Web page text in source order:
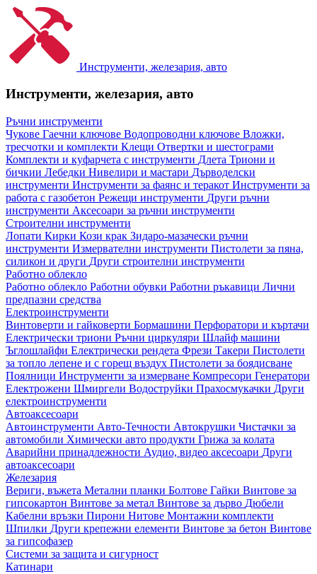
Инструменти, железария, авто
Инструменти, железария, авто
Ръчни инструменти
Чукове Гаечни ключове Водопроводни ключове Вложки,
тресчотки и комплекти Клещи Отвертки и шестограми
Комплекти и куфарчета с инструменти Длета Триони и
бичкии Лебедки Нивелири и мастари Дърводелски
инструменти Инструменти за фаянс и теракот Инструменти за
работа с газобетон Режещи инструменти Други ръчни
инструменти Аксесоари за ръчни инструменти
Строителни инструменти
Лопати Кирки Кози крак Зидаро-мазачески ръчни
инструменти Измервателни инструменти Пистолети за пяна,
силикон и други Други строителни инструменти
Работно облекло
Работно облекло Работни обувки Работни ръкавици Лични
предпазни средства
Електроинструменти
Винтоверти и гайковерти Бормашини Перфоратори и къртачи
Електрически триони Ръчни циркуляри Шлайф машини
Ъглошлайфи Електрически рендета Фрези Такери Пистолети
за топло лепене и с горещ въздух Пистолети за боядисване
Поялници Инструменти за измерване Компресори Генератори
Електрожени Шмиргели Водоструйки Прахосмукачки Други
електроинструменти
Автоаксесоари
Автоинструменти Авто-Течности Автокрушки Чистачки за
автомобили Химически авто продукти Грижа за колата
Аварийни принадлежности Аудио, видео аксесоари Други
автоаксесоари
Железария
Вериги, въжета Метални планки Болтове Гайки Винтове за
гипсокартон Винтове за метал Винтове за дърво Дюбели
Кабелни връзки Пирони Нитове Монтажни комплекти
Шпилки Други крепежни елементи Винтове за бетон Винтове
за гипсофазер
Системи за защита и сигурност
Катинари